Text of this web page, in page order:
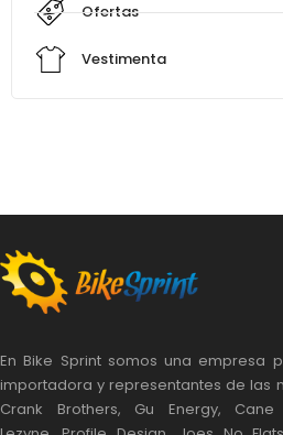
Ofertas
Vestimenta
En Bike Sprint somos una empresa
importadora y representantes de las
Crank Brothers, Gu Energy, Cane